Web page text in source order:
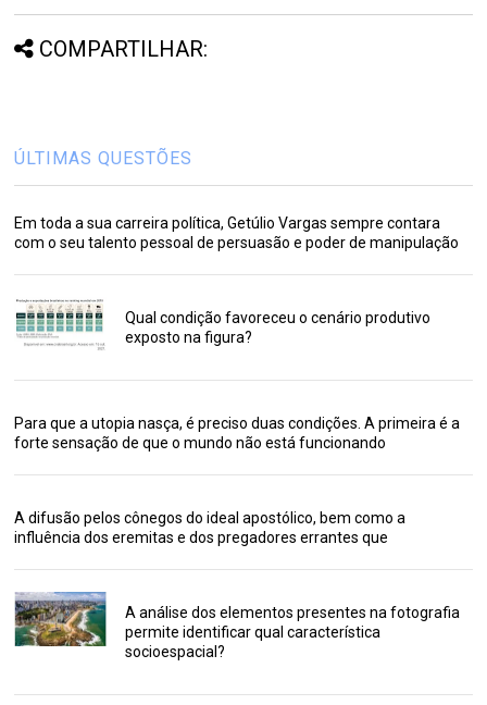
COMPARTILHAR:
ÚLTIMAS QUESTÕES
Em toda a sua carreira política, Getúlio Vargas sempre contara
com o seu talento pessoal de persuasão e poder de manipulação
Qual condição favoreceu o cenário produtivo
exposto na figura?
Para que a utopia nasça, é preciso duas condições. A primeira é a
forte sensação de que o mundo não está funcionando
A difusão pelos cônegos do ideal apostólico, bem como a
influência dos eremitas e dos pregadores errantes que
A análise dos elementos presentes na fotografia
permite identificar qual característica
socioespacial?